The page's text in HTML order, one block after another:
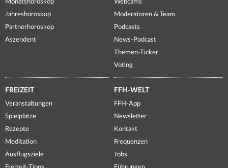
Monatshoroskop
Jahreshoroskop
Partnerhoroskop
Aszendent
Webcams
Moderatoren & Team
Podcasts
News-Podcast
Themen-Ticker
Voting
FREIZEIT
Veranstaltungen
Spielplätze
Rezepte
Meditation
Ausflugsziele
FFH-WELT
FFH-App
Newsletter
Kontakt
Frequenzen
Jobs